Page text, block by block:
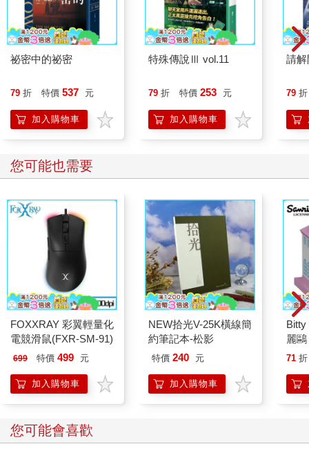
祕密中的祕密
79 折 特價 537 元
加入購物車
特殊傳說Ⅲ vol.11
79 折 特價 253 元
加入購物車
請解
79 折
您可能也需要
FOXXRAY 彩翼輕量化
電競滑鼠(FXR-SM-91)
699 特價 499 元
加入購物車
NEW拾光V-25K橫線簡
約筆記本-松影
特價 240 元
加入購物車
麗
仔
71 折
您可能會喜歡